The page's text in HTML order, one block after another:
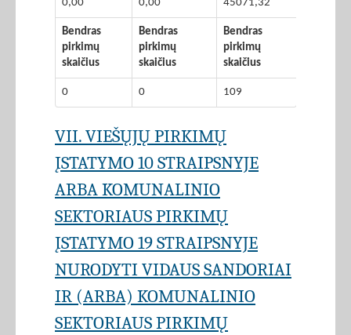
0,00 0,00 45071,32
Bendras
pirkimų
skaičius
Bendras
pirkimų
skaičius
Bendras
pirkimų
skaičius
0 0 109
VII. VIEŠŲJŲ PIRKIMŲ
ĮSTATYMO 10 STRAIPSNYJE
ARBA KOMUNALINIO
SEKTORIAUS PIRKIMŲ
ĮSTATYMO 19 STRAIPSNYJE
NURODYTI VIDAUS SANDORIAI
IR (ARBA) KOMUNALINIO
SEKTORIAUS PIRKIMŲ